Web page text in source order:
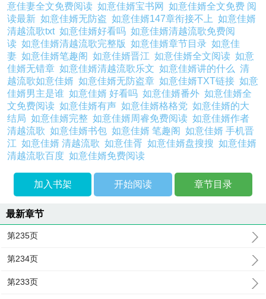
意佳妻全文免费阅读如意佳婿宝书网如意佳婿全文免费 阅
读最新如意佳婿无防盗如意佳婿147章衔接不上如意佳婿
清越流歌txt如意佳婿好看吗如意佳婿清越流歌免费阅
读如意佳婿清越流歌完整版如意佳婿章节目录如意佳
妻如意佳婿笔趣阁如意佳婿晋江如意佳婿全文阅读如意
佳婿无错章如意佳婿清越流歌乐文如意佳婿讲的什么清
越流歌如意佳婿如意佳婿无防盗章如意佳婿TXT链接如意
佳婿男主是谁如意佳婿 好看吗如意佳婿番外如意佳婿全
文免费阅读如意佳婿有声如意佳婿格格党如意佳婿的大
结局如意佳婿完整如意佳婿周睿免费阅读如意佳婿作者
清越流歌如意佳婿书包如意佳婿 笔趣阁如意佳婿 手机晋
江如意佳婿 清越流歌如意佳胥如意佳婿盘搜搜如意佳婿
清越流歌百度如意佳婿免费阅读
加入书架 开始阅读 章节目录
最新章节
第235页
第234页
第233页